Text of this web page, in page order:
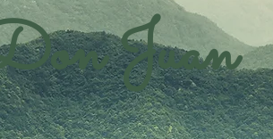
Juan